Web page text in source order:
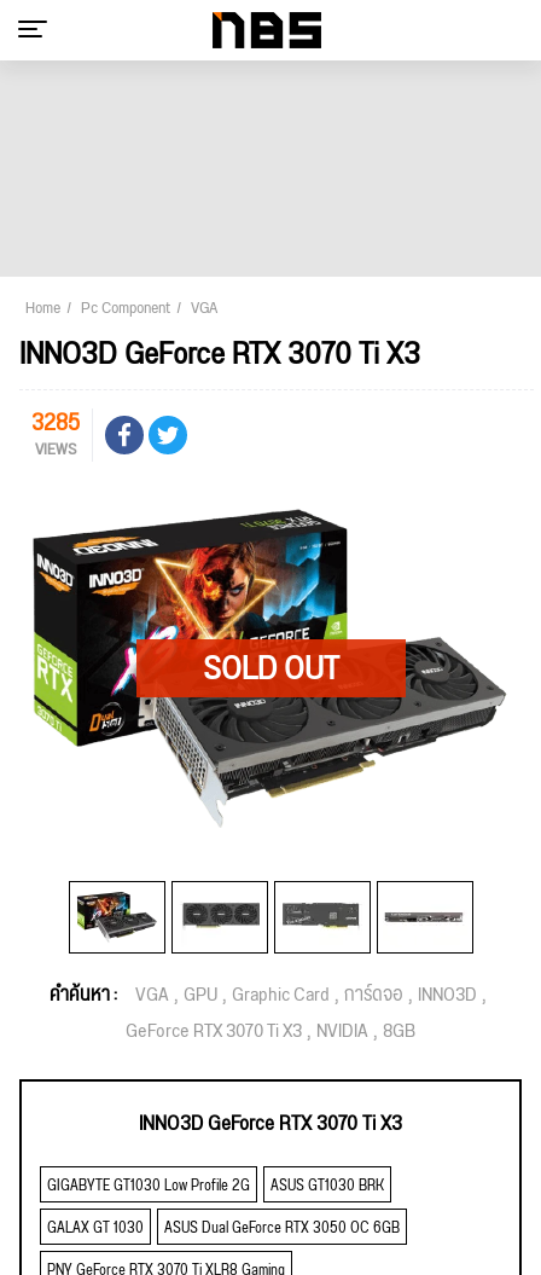
Home Pc Component VGA
INNO3D GeForce RTX 3070 Ti X3
3285
VIEWS
คำค้นหา : VGA GPU Graphic Card การ์ดจอ INNO3D
GeForce RTX 3070 Ti X3 NVIDIA 8GB
INNO3D GeForce RTX 3070 Ti X3
GIGABYTE GT1030 Low Profile 2G
ASUS GT1030 BRK
GALAX GT 1030
ASUS Dual GeForce RTX 3050 OC 6GB